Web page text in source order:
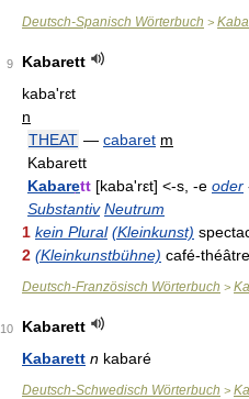
Deutsch-Spanisch Wörterbuch >
9
Kabarett
kaba'rɛt
n
THEAT — cabaret m
Kabarett
Kabarett [kaba'rεt] <-s, -e oder
Substantiv Neutrum
1 kein Plural (Kleinkunst)
2 (Kleinkunstbühne) café-théâtre
Deutsch-Französisch Wörterbuch >
10
Kabarett
Kabarett n kabaré
Deutsch-Schwedisch Wörterbuch >